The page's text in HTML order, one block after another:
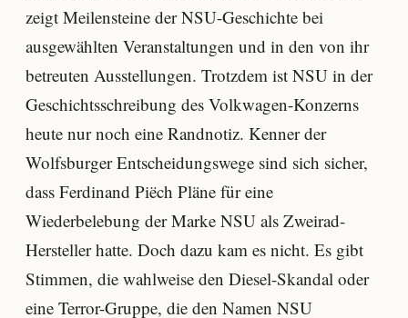
zeigt Meilensteine der NSU-Geschichte bei
ausgewählten Veranstaltungen und in den von ihr
betreuten Ausstellungen. Trotzdem ist NSU in der
Geschichtsschreibung des Volkwagen-Konzerns
heute nur noch eine Randnotiz. Kenner der
Wolfsburger Entscheidungswege sind sich sicher,
dass Ferdinand Piëch Pläne für eine
Wiederbelebung der Marke NSU als Zweirad-
Hersteller hatte. Doch dazu kam es nicht. Es gibt
Stimmen, die wahlweise den Diesel-Skandal oder
eine Terror-Gruppe, die den Namen NSU